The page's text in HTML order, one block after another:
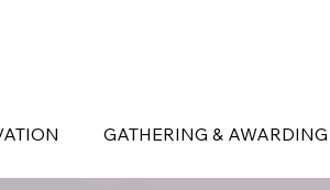
GATHERING & AWARDING